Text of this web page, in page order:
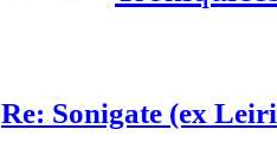
Re: Sonigate (ex